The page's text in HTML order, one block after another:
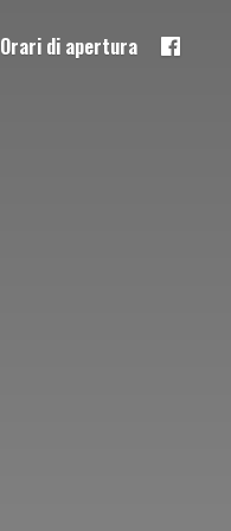
Orari di apertura